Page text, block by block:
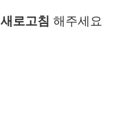
새로고침 해주세요